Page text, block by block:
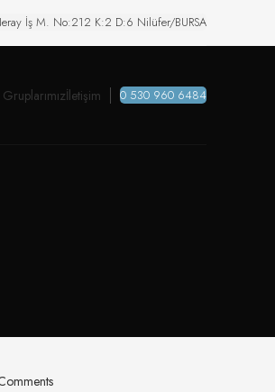
İş M. No:212 K:2 D:6 Nilüfer/BURSA
İletişim 0 530 960 6484